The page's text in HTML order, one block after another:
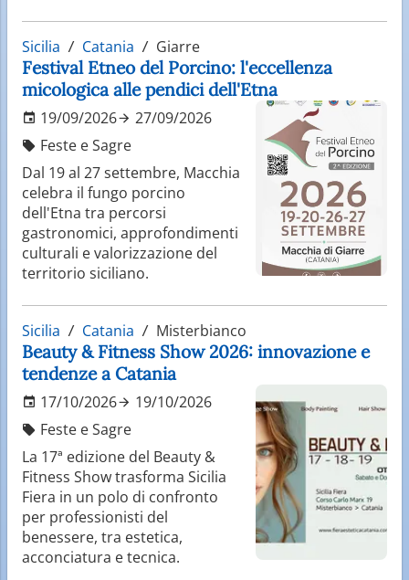
Sicilia Catania Giarre
Festival Etneo del Porcino: l'eccellenza
micologica alle pendici dell'Etna
19/09/2026
27/09/2026
Feste e Sagre
Dal 19 al 27 settembre, Macchia
celebra il fungo porcino
dell'Etna tra percorsi
gastronomici, approfondimenti
culturali e valorizzazione del
territorio siciliano.
Sicilia Catania Misterbianco
Beauty & Fitness Show 2026: innovazione e
tendenze a Catania
17/10/2026
19/10/2026
Feste e Sagre
La 17ª edizione del Beauty &
Fitness Show trasforma Sicilia
Fiera in un polo di confronto
per professionisti del
benessere, tra estetica,
acconciatura e tecnica.